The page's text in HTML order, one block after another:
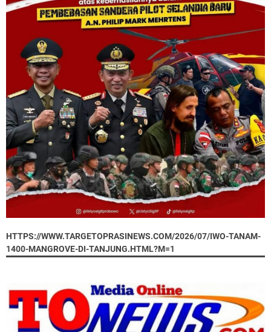
HTTPS://WWW.TARGETOPRASINEWS.COM/2026/07/IWO-TANAM-
1400-MANGROVE-DI-TANJUNG.HTML?M=1